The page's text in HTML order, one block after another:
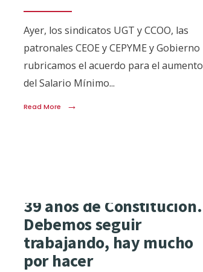
Ayer, los sindicatos UGT y CCOO, las
patronales CEOE y CEPYME y Gobierno
rubricamos el acuerdo para el aumento
del Salario Mínimo...
Read More →
39 años de Constitución.
Debemos seguir
trabajando, hay mucho
por hacer